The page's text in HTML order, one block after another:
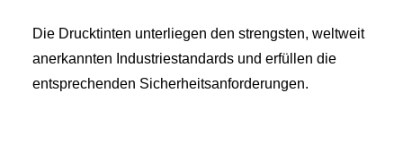
Die Drucktinten unterliegen den strengsten, weltweit
anerkannten Industriestandards und erfüllen die
entsprechenden Sicherheitsanforderungen.